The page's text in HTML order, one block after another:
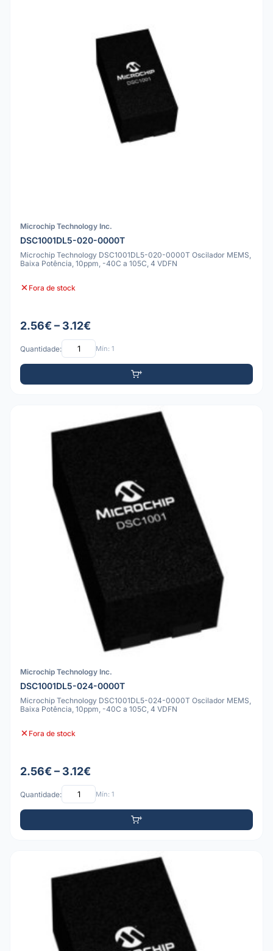
Microchip Technology Inc.
DSC1001DL5-020-0000T
Microchip Technology DSC1001DL5-020-0000T Oscilador MEMS,
Baixa Potência, 10ppm, -40C a 105C, 4 VDFN
Fora de stock
2.56€ – 3.12€
Quantidade: Mín: 1
Microchip Technology Inc.
DSC1001DL5-024-0000T
Microchip Technology DSC1001DL5-024-0000T Oscilador MEMS,
Baixa Potência, 10ppm, -40C a 105C, 4 VDFN
Fora de stock
2.56€ – 3.12€
Quantidade: Mín: 1